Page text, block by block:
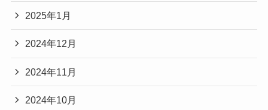
2025年1月
2024年12月
2024年11月
2024年10月